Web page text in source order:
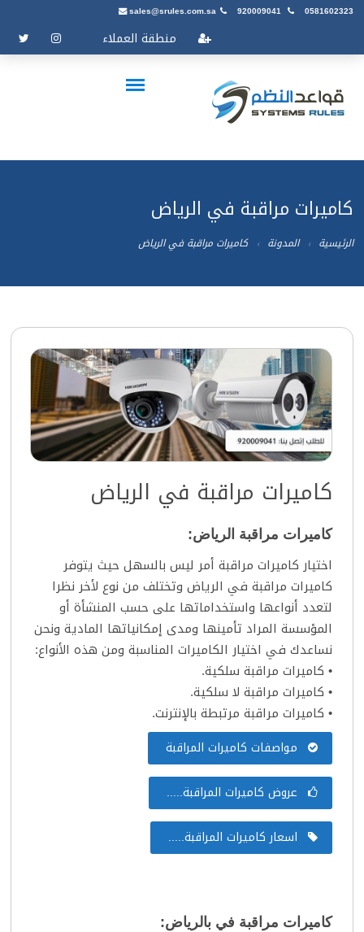
sales@srules.com.sa 920009041 0581602323
منطقة العملاء
كاميرات مراقبة في الرياض
الرئيسية المدونة كاميرات مراقبة في الرياض
كاميرات مراقبة في الرياض
كاميرات مراقبة الرياض:
اختيار كاميرات مراقبة أمر ليس بالسهل حيث يتوفر
كاميرات مراقبة في الرياض وتختلف من نوع لأخر نظرا
لتعدد أنواعها واستخداماتها على حسب المنشأة أو
المؤسسة المراد تأمينها ومدى إمكانياتها المادية ونحن
نساعدك في اختيار الكاميرات المناسبة ومن هذه الأنواع:
• كاميرات مراقبة سلكية.
• كاميرات مراقبة لا سلكية.
• كاميرات مراقبة مرتبطة بالإنترنت.
مواصفات كاميرات المراقبة
عروض كاميرات المراقبة.....
اسعار كاميرات المراقبة.....
كاميرات مراقبة في بالرياض: